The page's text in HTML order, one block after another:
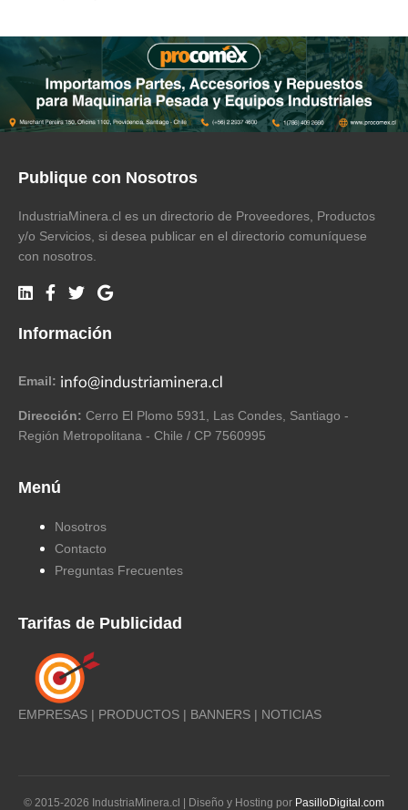
Publique con Nosotros
IndustriaMinera.cl es un directorio de Proveedores, Productos
y/o Servicios, si desea publicar en el directorio comuníquese
con nosotros.
Información
Email:
Dirección: Cerro El Plomo 5931, Las Condes, Santiago -
Región Metropolitana - Chile / CP 7560995
Menú
Nosotros
Contacto
Preguntas Frecuentes
Tarifas de Publicidad
EMPRESAS | PRODUCTOS | BANNERS | NOTICIAS
© 2015-2026 IndustriaMinera.cl | Diseño y Hosting por PasilloDigital.com